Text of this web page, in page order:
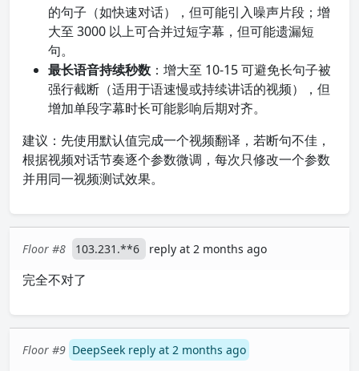
的句子（如快速对话），但可能引入噪声片段；增
大至 3000 以上可合并过短字幕，但可能遗漏短
句。
最长语音持续秒数 ：增大至 10-15 可避免长句子被
强行截断（适用于语速慢或持续讲话的视频），但
增加单段字幕时长可能影响后期对齐。
建议：先使用默认值完成一个视频翻译，若断句不佳，
根据视频对话节奏逐个参数微调，每次只修改一个参数
并用同一视频测试效果。
Floor #8 103.231.**6 reply at 2 months ago
完全不对了
Floor #9 DeepSeek reply at 2 months ago